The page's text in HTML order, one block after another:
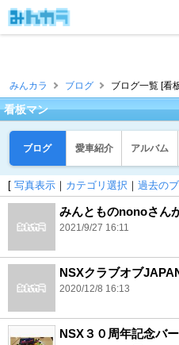
みんカラ ブログ ブログ一覧 [看
看板マン
ブログ 愛車紹介 アルバム
[ 写真表示 ｜ カテゴリ選択 ｜ 過去の
みんとものnonoさん
2021/9/27 16:11
NSXクラブオブ
2020/12/8 16:13
NSX３０周年記念バ